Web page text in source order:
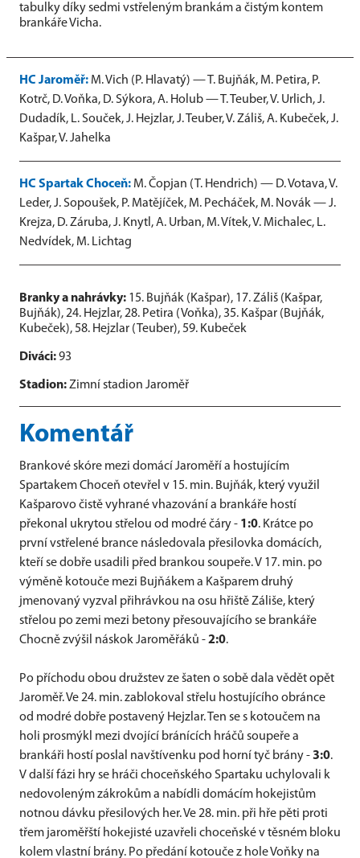
tabulky díky sedmi vstřeleným brankám a čistým kontem
brankáře Vicha.
HC Jaroměř: M. Vich (P. Hlavatý) — T. Bujňák, M. Petira, P.
Kotrč, D. Voňka, D. Sýkora, A. Holub — T. Teuber, V. Urlich, J.
Dudadík, L. Souček, J. Hejzlar, J. Teuber, V. Záliš, A. Kubeček, J.
Kašpar, V. Jahelka
HC Spartak Choceň: M. Čopjan (T. Hendrich) — D. Votava, V.
Leder, J. Sopoušek, P. Matějíček, M. Pecháček, M. Novák — J.
Krejza, D. Záruba, J. Knytl, A. Urban, M. Vítek, V. Michalec, L.
Nedvídek, M. Lichtag
Branky a nahrávky: 15. Bujňák (Kašpar), 17. Záliš (Kašpar,
Bujňák), 24. Hejzlar, 28. Petira (Voňka), 35. Kašpar (Bujňák,
Kubeček), 58. Hejzlar (Teuber), 59. Kubeček
Diváci:93
Stadion:Zimní stadion Jaroměř
Komentář
Brankové skóre mezi domácí Jaroměří a hostujícím
Spartakem Choceň otevřel v 15. min. Bujňák, který využil
Kašparovo čistě vyhrané vhazování a brankáře hostí
překonal ukrytou střelou od modré čáry - 1:0. Krátce po
první vstřelené brance následovala přesilovka domácích,
kteří se dobře usadili před brankou soupeře. V 17. min. po
výměně kotouče mezi Bujňákem a Kašparem druhý
jmenovaný vyzval přihrávkou na osu hřiště Záliše, který
střelou po zemi mezi betony přesouvajícího se brankáře
Chocně zvýšil náskok Jaroměřáků -2:0.
Po příchodu obou družstev ze šaten o sobě dala vědět opět
Jaroměř. Ve 24. min. zablokoval střelu hostujícího obránce
od modré dobře postavený Hejzlar. Ten se s kotoučem na
holi prosmýkl mezi dvojící bránících hráčů soupeře a
brankáři hostí poslal navštívenku pod horní tyč brány -3:0.
V další fázi hry se hráči choceňského Spartaku uchylovali k
nedovoleným zákrokům a nabídli domácím hokejistům
notnou dávku přesilových her. Ve 28. min. při hře pěti proti
třem jaroměřští hokejisté uzavřeli choceňské v těsném bloku
kolem vlastní brány. Po předání kotouče z hole Voňky na